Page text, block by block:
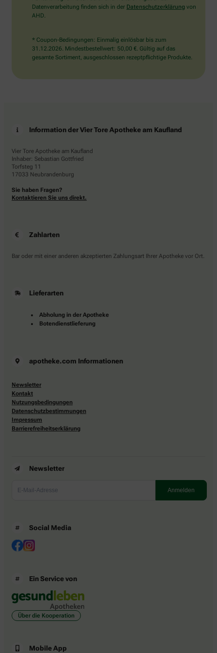
Datenverarbeitung finden sich in der Datenschutzerklärung von
AHD.
* Coupon-Bedingungen: Einmalig einlösbar bis zum
31.12.2026. Mindestbestellwert: 50,00 €. Gültig auf das
gesamte Sortiment, ausgeschlossen rezeptpflichtige Produkte.
Information der Vier Tore Apotheke am Kaufland
Vier Tore Apotheke am Kaufland
Inhaber: Sebastian Gottfried
Torfsteg 11
17033 Neubrandenburg
Sie haben Fragen?
Kontaktieren Sie uns direkt.
Zahlarten
Bar oder mit einer anderen akzeptierten Zahlungsart Ihrer Apotheke vor Ort.
Lieferarten
Abholung in der Apotheke
Botendienstlieferung
apotheke.com Informationen
Newsletter
Kontakt
Nutzungsbedingungen
Datenschutzbestimmungen
Impressum
Barrierefreiheitserklärung
Newsletter
Social Media
Ein Service von
Über die Kooperation
Mobile App